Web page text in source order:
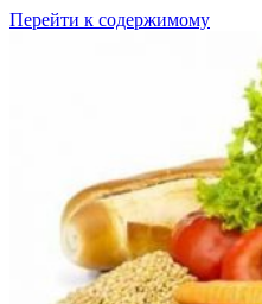
Перейти к содержимому